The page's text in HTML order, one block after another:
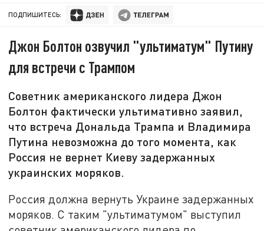
ПОДПИШИТЕСЬ:
Джон Болтон озвучил "ультиматум" Путину
для встречи с Трампом
Советник американского лидера Джон
Болтон фактически ультимативно заявил,
что встреча Дональда Трампа и Владимира
Путина невозможна до того момента, как
Россия не вернет Киеву задержанных
украинских моряков.
Россия должна вернуть Украине задержанных
моряков. С таким "ультиматумом" выступил